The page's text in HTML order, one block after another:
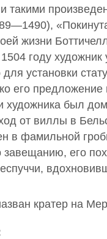
такими
жизни
году художник
установки
его предложение
художника был
от виллы в
в фамильной
завещанию, его
кратер на